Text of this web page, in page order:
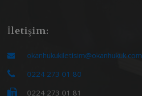
İletişim:
okanhukukiletisim@okanhukuk.com
0224 273 01 80
0224 273 01 81